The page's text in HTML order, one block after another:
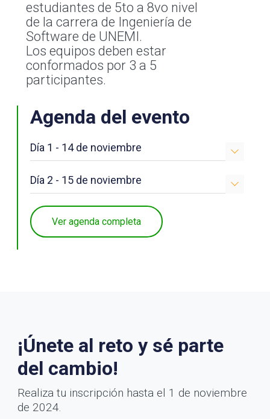
estudiantes de 5to a 8vo nivel
de la carrera de Ingeniería de
Software de UNEMI.
Los equipos deben estar
conformados por 3 a 5
participantes.
Agenda del evento
Día 1 - 14 de noviembre
Día 2 - 15 de noviembre
Ver agenda completa
¡Únete al reto y sé parte
del cambio!
Realiza tu inscripción hasta el 1 de noviembre
de 2024.